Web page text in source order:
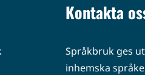
Kontakta
Språkbruk ges
inhemska